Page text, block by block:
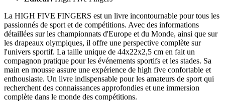
La HIGH FIVE FINGERS est un livre incontournable pour tous les
passionnés de sport et de compétitions. Avec des informations
détaillées sur les championnats d'Europe et du Monde, ainsi que sur
les drapeaux olympiques, il offre une perspective complète sur
l'univers sportif. La taille unique de 44x22x2,5 cm en fait un
compagnon pratique pour les événements sportifs et les stades. Sa
main en mousse assure une expérience de high five confortable et
enthousiaste. Un livre indispensable pour les amateurs de sport qui
recherchent des connaissances approfondies et une immersion
complète dans le monde des compétitions.